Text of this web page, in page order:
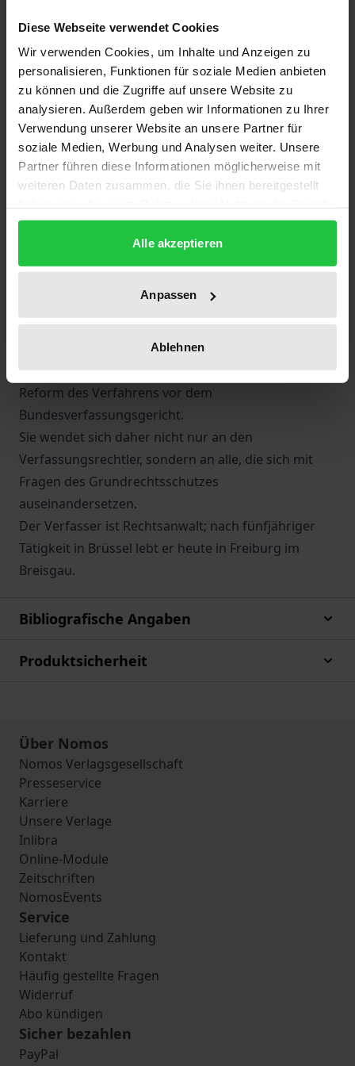
Diese Webseite verwendet Cookies
Wir verwenden Cookies, um Inhalte und Anzeigen zu
personalisieren, Funktionen für soziale Medien anbieten
zu können und die Zugriffe auf unsere Website zu
analysieren. Außerdem geben wir Informationen zu Ihrer
Verwendung unserer Website an unsere Partner für
soziale Medien, Werbung und Analysen weiter. Unsere
Partner führen diese Informationen möglicherweise mit
weiteren Daten zusammen, die Sie ihnen bereitgestellt
gesammelt haben.
Alle akzeptieren
Anpassen
Ablehnen
heute zum Mindeststandard des demokratischen
Rechtsstaates. Frankreich hat dabei sehr spät einen
Sonderweg beschritten; historische Entwicklung,
Instrumentarium und konkrete Ausgestaltung des
derzeitigen Systems anhand der Rechtsprechung
des Conseil constitutionnel erschließen die
Originalität dieses Sonderwegs und seine Vorzüge:
das Verfahren ist einfach, schnell und garantiert ein
Verfassungsgericht zu überlasten.
fehlenden Möglichkeit der Verfassungsbeschwerde
effektiver Grundrechtsschutz gewährleistet wird.
Insgesamt bietet die Arbeit damit auch zahlreiche
Anregungen für die aktuelle Diskussion um die
Reform des Verfahrens vor dem
Bundesverfassungsgericht.
Sie wendet sich daher nicht nur an den
Verfassungsrechtler, sondern an alle, die sich mit
Fragen des Grundrechtsschutzes
auseinandersetzen.
Der Verfasser ist Rechtsanwalt; nach fünfjähriger
Tätigkeit in Brüssel lebt er heute in Freiburg im
Breisgau.
Bibliografische Angaben
Produktsicherheit
Über Nomos
Nomos Verlagsgesellschaft
Presseservice
Karriere
Unsere Verlage
Inlibra
Online-Module
Zeitschriften
NomosEvents
Service
Lieferung und Zahlung
Kontakt
Häufig gestellte Fragen
Widerruf
Abo kündigen
Sicher bezahlen
PayPal